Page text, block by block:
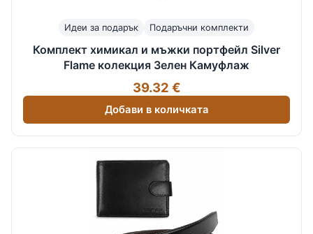
Идеи за подарък Подаръчни комплекти
Комплект химикал и мъжки портфейл Silver
Flame колекция Зелен Камуфлаж
39.32 €
Добави в количката